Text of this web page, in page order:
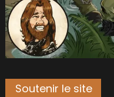
Soutenir le site